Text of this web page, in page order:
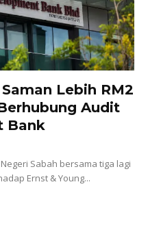
Lebih RM2
Audit
Bank
Negeri Sabah bersama tiga lagi
Ernst & Young...